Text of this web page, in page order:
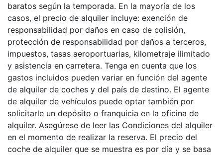
baratos según la temporada. En la mayoría de los
casos, el precio de alquiler incluye: exención de
responsabilidad por daños en caso de colisión,
protección de responsabilidad por daños a terceros,
impuestos, tasas aeroportuarias, kilometraje ilimitado
y asistencia en carretera. Tenga en cuenta que los
gastos incluidos pueden variar en función del agente
de alquiler de coches y del país de destino. El agente
de alquiler de vehículos puede optar también por
solicitarle un depósito o franquicia en la oficina de
alquiler. Asegúrese de leer las Condiciones del alquiler
en el momento de realizar la reserva. El precio del
coche de alquiler que se muestra es por día y se basa